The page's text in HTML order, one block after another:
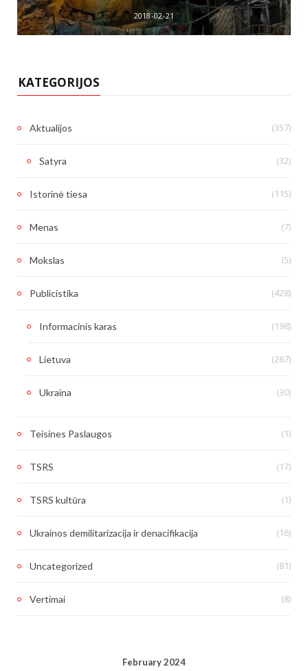
2018-02-21
KATEGORIJOS
Aktualijos (357)
Satyra (32)
Istorinė tiesa (115)
Menas (7)
Mokslas (5)
Publicistika (428)
Informacinis karas (198)
Lietuva (267)
Ukraina (30)
Teisines Paslaugos (1)
TSRS (17)
TSRS kultūra (1)
Ukrainos demilitarizacija ir denacifikacija (16)
Uncategorized (81)
Vertimai (8)
February 2024